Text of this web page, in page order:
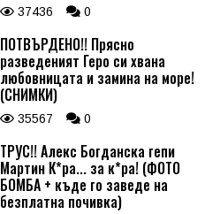
37436 0
ПОТВЪРДЕНО!! Прясно
разведеният Геро си хвана
любовницата и замина на море!
(СНИМКИ)
35567 0
ТРУС!! Алекс Богданска гепи
Мартин К*ра... за к*ра! (ФОТО
БОМБА + къде го заведе на
безплатна почивка)